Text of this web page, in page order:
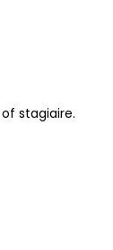
stagiaire.